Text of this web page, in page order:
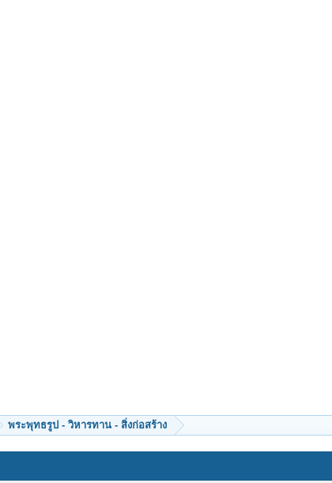
พระพุทธรูป - วิหารทาน - สิ่งก่อสร้าง